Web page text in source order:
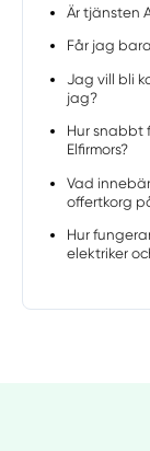
Är tjänsten
Får jag
Jag vill bli
jag?
Hur snabbt
Elfirmors?
Vad
offertkorg
Hur
elektriker